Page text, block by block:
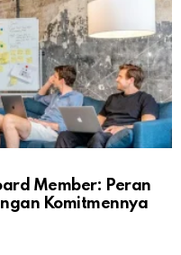
Member: Peran
Komitmennya